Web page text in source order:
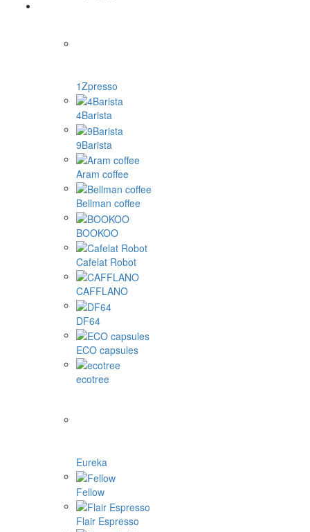
1Zpresso
4Barista
9Barista
Aram coffee
Bellman coffee
BOOKOO
Cafelat Robot
CAFFLANO
DF64
ECO capsules
ecotree
Eureka
Fellow
Flair Espresso